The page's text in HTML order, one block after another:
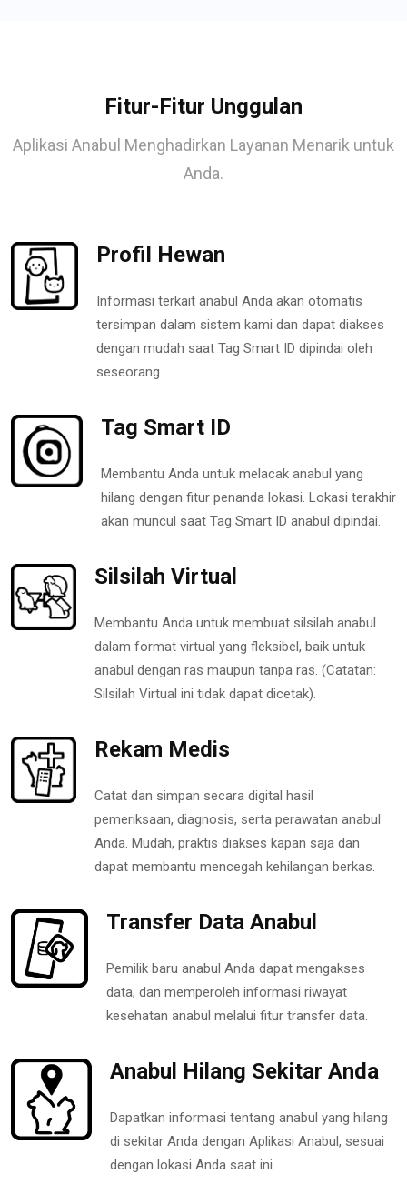
Fitur-Fitur Unggulan
Aplikasi Anabul Menghadirkan Layanan Menarik untuk
Anda.
Profil Hewan
Informasi terkait anabul Anda akan otomatis
tersimpan dalam sistem kami dan dapat diakses
dengan mudah saat Tag Smart ID dipindai oleh
seseorang.
Tag Smart ID
Membantu Anda untuk melacak anabul yang
hilang dengan fitur penanda lokasi. Lokasi terakhir
akan muncul saat Tag Smart ID anabul dipindai.
Silsilah Virtual
Membantu Anda untuk membuat silsilah anabul
dalam format virtual yang fleksibel, baik untuk
anabul dengan ras maupun tanpa ras. (Catatan:
Silsilah Virtual ini tidak dapat dicetak).
Rekam Medis
Catat dan simpan secara digital hasil
pemeriksaan, diagnosis, serta perawatan anabul
Anda. Mudah, praktis diakses kapan saja dan
dapat membantu mencegah kehilangan berkas.
Transfer Data Anabul
Pemilik baru anabul Anda dapat mengakses
data, dan memperoleh informasi riwayat
kesehatan anabul melalui fitur transfer data.
Anabul Hilang Sekitar Anda
Dapatkan informasi tentang anabul yang hilang
di sekitar Anda dengan Aplikasi Anabul, sesuai
dengan lokasi Anda saat ini.